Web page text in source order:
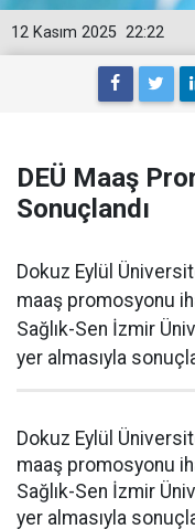
22:22
12 Kasım 2025
DEÜ Maaş
Sonuçlandı
Dokuz Eylül
maaş promosyonu
Sağlık-Sen İzmir
yer almasıyla
Dokuz Eylül
maaş promosyonu
Sağlık-Sen İzmir
yer almasıyla